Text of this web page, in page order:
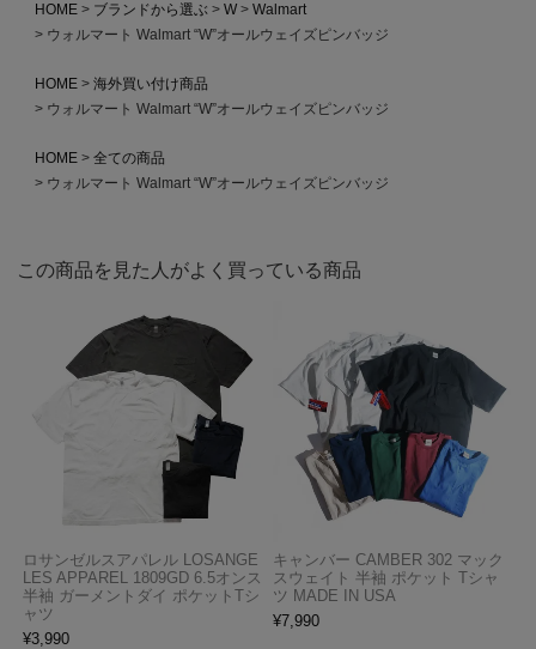
HOME ブランドから選ぶ W
Walmart
ウォルマート Walmart “W”オールウェイズピンバッジ
HOME
海外買い付け商品
ウォルマート Walmart “W”オールウェイズピンバッジ
HOME
全ての商品
ウォルマート Walmart “W”オールウェイズピンバッジ
この商品を見た人がよく買っている商品
ロサンゼルスアパレル LOSANGE
LES APPAREL 1809GD 6.5オンス
半袖 ガーメントダイ ポケットTシ
ャツ
¥3,990
キャンバー CAMBER 302 マック
スウェイト 半袖 ポケット Tシャ
ツ MADE IN USA
¥7,990